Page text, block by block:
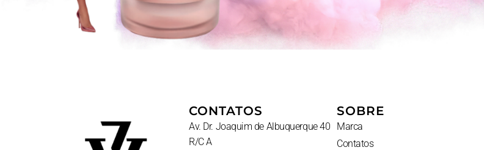
CONTATOS
Av. Dr. Joaquim de Albuquerque 40
R/C A
SOBRE
Marca
Contatos